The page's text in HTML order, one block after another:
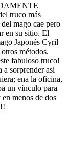
truco más
mago cae pero
en su sitio. El
Japonés Cyril
métodos.
fabuloso truco!
a sorprender asi
ena la oficina,
un vínculo para
menos de dos